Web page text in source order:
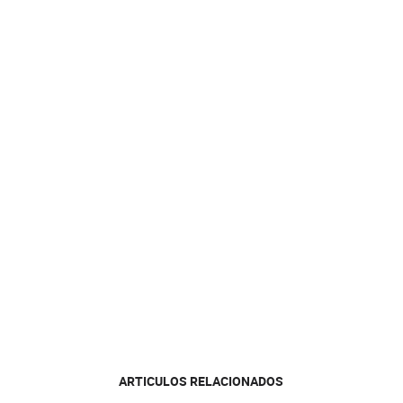
ARTICULOS RELACIONADOS